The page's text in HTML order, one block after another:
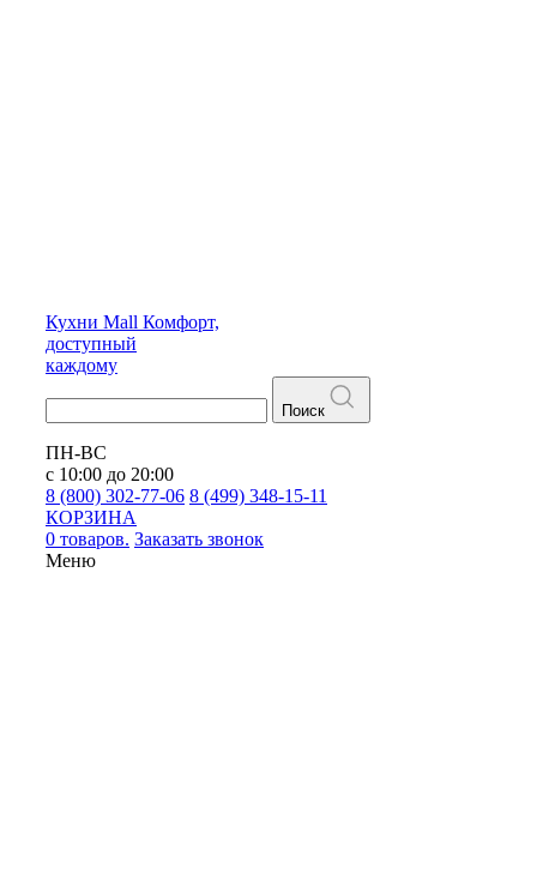
Кухни Mall Комфорт,
доступный
каждому
Поиск
ПН-ВС
с 10:00 до 20:00
8 (800) 302-77-06 8 (499) 348-15-11
КОРЗИНА
0 товаров. Заказать звонок
Меню